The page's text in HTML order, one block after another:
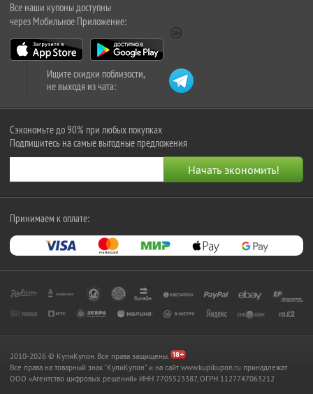
Все наши купоны доступны
через Мобильное Приложение:
Ищите скидки поблизости,
не выходя из чата:
Сэкономьте до 90% при любых покупках
Подпишитесь на самые выгодные предложения
Принимаем к оплате:
2010-2026 © КупиКупон. Все права защищены.
Все права на товарный знак "КупиКупон" и на сайт www.kupikupon.ru принадлежат
OOO «Агентство цифровых решений» ИНН 7705523387, ОГРН 1127747063212